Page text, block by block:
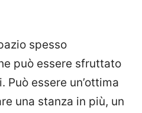
spesso
può essere sfruttato
essere un’ottima
una stanza in più, un